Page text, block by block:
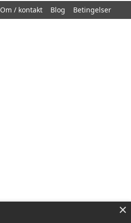
Om / kontakt Blog Betingelser
×